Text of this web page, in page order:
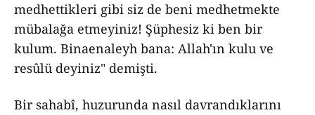
medhettikleri gibi siz de beni medhetmekte
mübalağa etmeyiniz! Şüphesiz ki ben bir
kulum. Binaenaleyh bana: Allah'ın kulu ve
resûlü deyiniz" demişti.
Bir sahabî, huzurunda nasıl davrandıklarını